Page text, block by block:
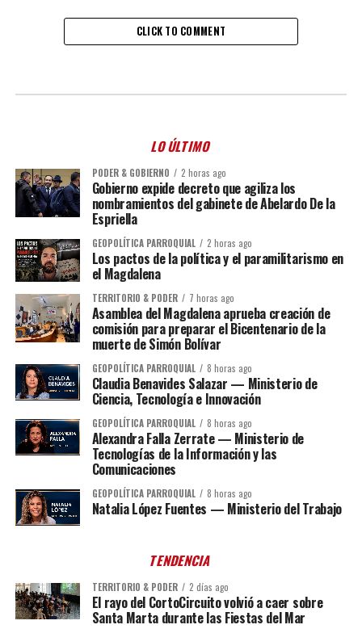
CLICK TO COMMENT
LO ÚLTIMO
PODER & GOBIERNO 2 horas ago
Gobierno expide decreto que agiliza los
nombramientos del gabinete de Abelardo De la
Espriella
GEOPOLÍTICA PARROQUIAL 2 horas ago
Los pactos de la política y el paramilitarismo en
el Magdalena
TERRITORIO & PODER 7 horas ago
Asamblea del Magdalena aprueba creación de
comisión para preparar el Bicentenario de la
muerte de Simón Bolívar
GEOPOLÍTICA PARROQUIAL 8 horas ago
Claudia Benavides Salazar — Ministerio de
Ciencia, Tecnología e Innovación
GEOPOLÍTICA PARROQUIAL 8 horas ago
Alexandra Falla Zerrate — Ministerio de
Tecnologías de la Información y las
Comunicaciones
GEOPOLÍTICA PARROQUIAL 8 horas ago
Natalia López Fuentes — Ministerio del Trabajo
TENDENCIA
TERRITORIO & PODER 2 días ago
El rayo del CortoCircuito volvió a caer sobre
Santa Marta durante las Fiestas del Mar